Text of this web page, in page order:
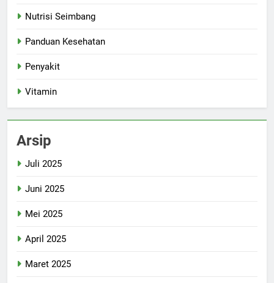
Nutrisi Seimbang
Panduan Kesehatan
Penyakit
Vitamin
Arsip
Juli 2025
Juni 2025
Mei 2025
April 2025
Maret 2025